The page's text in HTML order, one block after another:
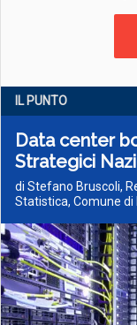
IL PUNTO
Data center
Strategici
di Stefano Bruscoli,
Statistica, Comune di